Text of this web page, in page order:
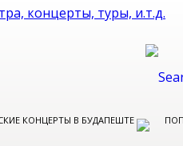
КОНЦЕРТЫ В БУДАПЕШТЕ